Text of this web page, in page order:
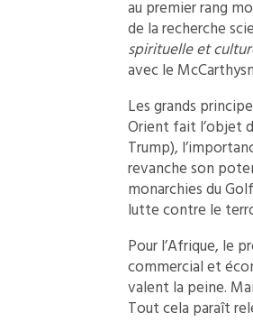
au premier rang
de la recherche
spirituelle et
avec le
Les grands
Orient fait l’objet
Trump),
revanche son
monarchies du
lutte contre le
Pour l’Afrique, le
commercial et
valent la peine.
Tout cela paraît